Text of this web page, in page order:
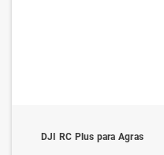
DJI RC Plus para Agras